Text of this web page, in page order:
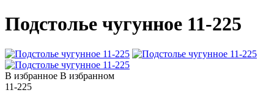
Подстолье чугунное 11-225
В избранное В избранном
11-225